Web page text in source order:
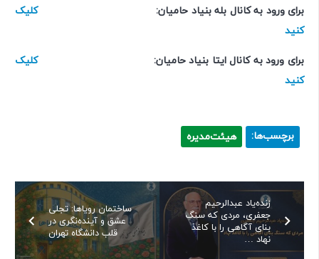
برای ورود به کانال بله بنیاد حامیان:کلیک
کنید
برای ورود به کانال ایتا بنیاد حامیان:کلیک
کنید
برچسب‌ها: هیئت‌مدیره
ساختمان رویاها: تجلی
عشق و آینده‌نگری در
قلب دانشگاه تهران
زنده‌یاد عبدالرحیم
جعفری، مردی که سنگ
بنای آگاهی را با کاغذ
نهاد …